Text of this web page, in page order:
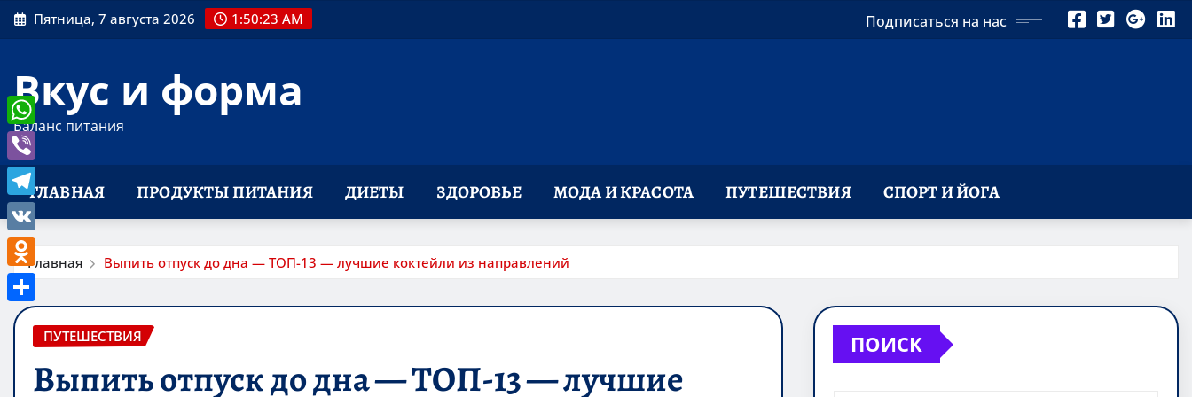
Перейти
к
Пятница, 7 августа 2026 1:50:24 AM Подписаться на нас
Вкус и форма
Баланс питания
ГЛАВНАЯ ПРОДУКТЫ ПИТАНИЯ ДИЕТЫ ЗДОРОВЬЕ МОДА И КРАСОТА ПУТЕШЕСТВИЯ СПОРТ И ЙОГА
Главная Выпить отпуск до дна — ТОП-13 — лучшие коктейли из направлений
ПУТЕШЕСТВИЯ
Выпить отпуск до дна — ТОП-13 — лучшие
ПОИСК
WhatsApp
Viber
Telegram
VK
Odnoklassniki
Отправить